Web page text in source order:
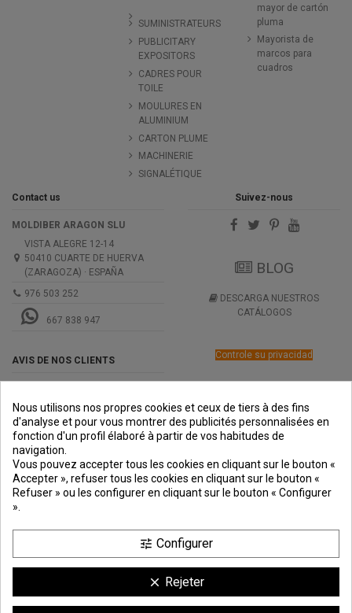
SUMINISTRATEURS
PUBLICITARY
EXPOSITORS
CADRES POUR
TOILE
MOULURES EN
ALUMINIUM
CARTON PLUME
MACHINERIE
SIGNALÉTIQUE
mayor de cartón
pluma
Mayorista de
marcos para
cuadros
Contact us
MOLDIBER ARAGON SLU
VISTA ALEGRE 12-14
50410 CUARTE DE HUERVA
(ZARAGOZA) · ESPAÑA
976 503 252
667 838 947
AVIS DE NOS CLIENTS
Suivez-nous
BLOG
DESCARGA NUESTROS
CATÁLOGOS
Controle su privacidad
PREMIOS
DE PAGO
SEGURO
Nous utilisons nos propres cookies et ceux de tiers à des fins
d'analyse et pour vous montrer des publicités personnalisées en
fonction d'un profil élaboré à partir de vos habitudes de
navigation.
Vous pouvez accepter tous les cookies en cliquant sur le bouton «
Accepter », refuser tous les cookies en cliquant sur le bouton «
Refuser » ou les configurer en cliquant sur le bouton « Configurer
».
tune Configurer
clear Rejeter